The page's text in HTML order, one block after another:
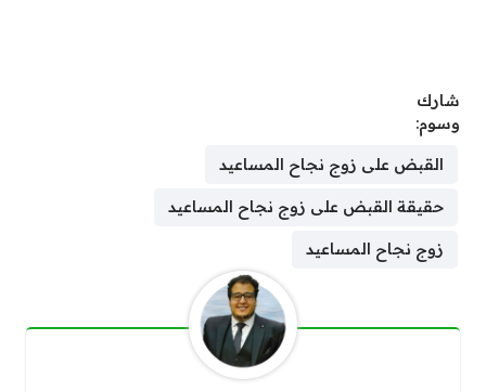
شارك
وسوم:
القبض على زوج نجاح المساعيد
حقيقة القبض على زوج نجاح المساعيد
زوج نجاح المساعيد